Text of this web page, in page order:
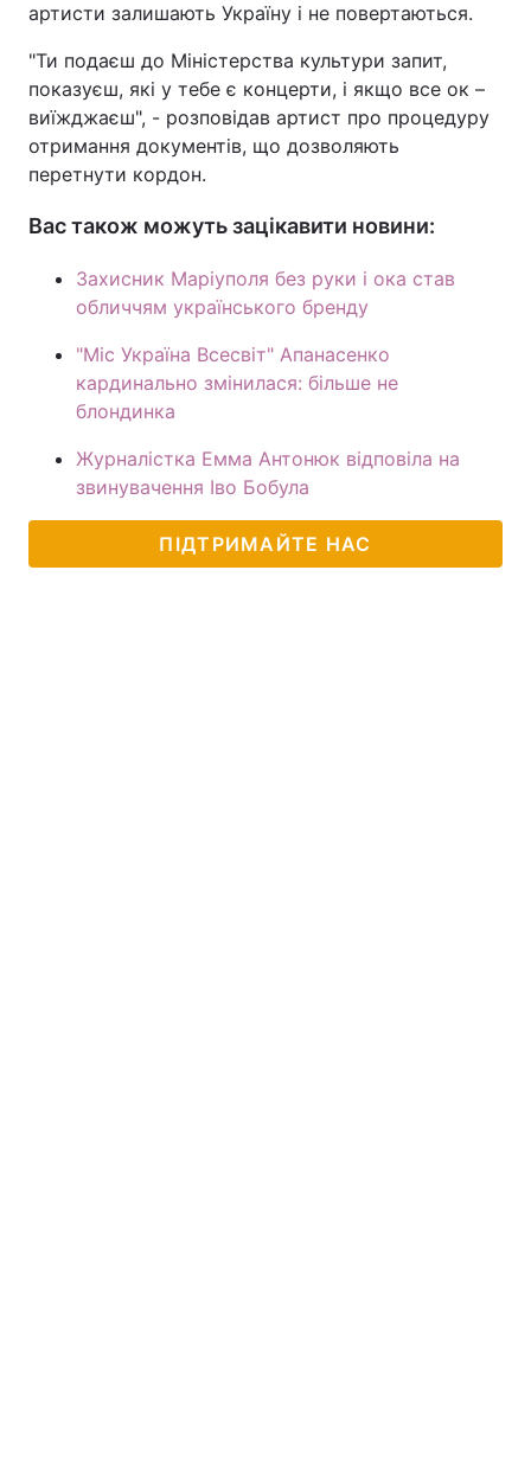
артисти залишають Україну і не повертаються.
"Ти подаєш до Міністерства культури запит,
показуєш, які у тебе є концерти, і якщо все ок –
виїжджаєш", - розповідав артист про процедуру
отримання документів, що дозволяють
перетнути кордон.
Вас також можуть зацікавити новини:
Захисник Маріуполя без руки і ока став
обличчям українського бренду
"Міс Україна Всесвіт" Апанасенко
кардинально змінилася: більше не
блондинка
Журналістка Емма Антонюк відповіла на
звинувачення Іво Бобула
ПІДТРИМАЙТЕ НАС